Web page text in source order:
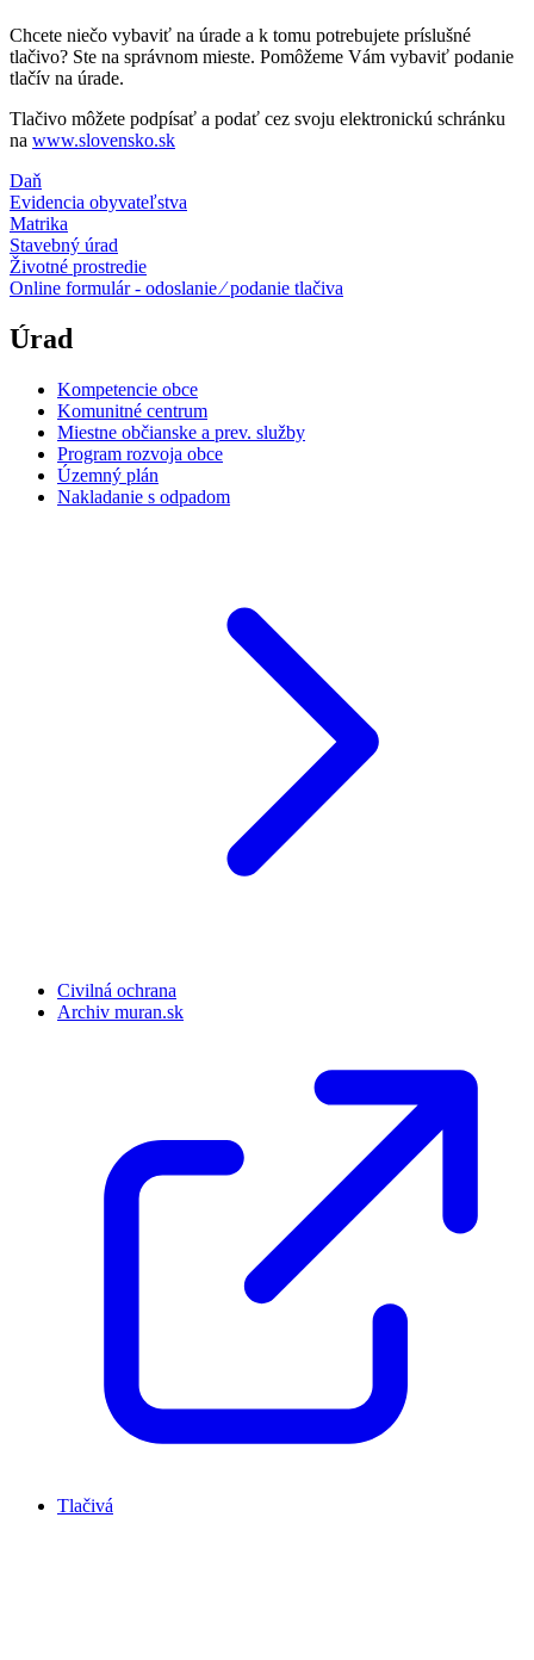
Chcete niečo vybaviť na úrade a k tomu potrebujete príslušné
tlačivo? Ste na správnom mieste. Pomôžeme Vám vybaviť podanie
tlačív na úrade.
Tlačivo môžete podpísať a podať cez svoju elektronickú schránku
na www.slovensko.sk
Daň
Evidencia obyvateľstva
Matrika
Stavebný úrad
Životné prostredie
Online formulár - odoslanie ⁄ podanie tlačiva
Úrad
Kompetencie obce
Komunitné centrum
Miestne občianske a prev. služby
Program rozvoja obce
Územný plán
Nakladanie s odpadom
Civilná ochrana
Archiv muran.sk
Tlačivá